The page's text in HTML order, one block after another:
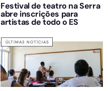
Festival de teatro na Serra
abre inscrições para
artistas de todo o ES
ÚLTIMAS NOTÍCIAS